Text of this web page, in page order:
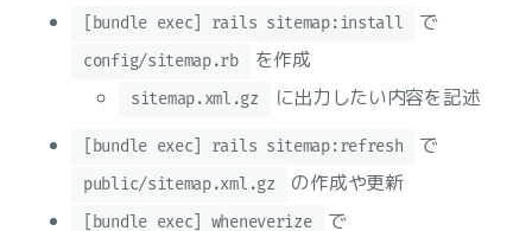
[bundle exec] rails sitemap:install で
config/sitemap.rb を作成
sitemap.xml.gz に出力したい内容を記述
[bundle exec] rails sitemap:refresh で
public/sitemap.xml.gz の作成や更新
[bundle exec] wheneverize で